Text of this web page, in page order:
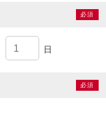
必須
日
必須